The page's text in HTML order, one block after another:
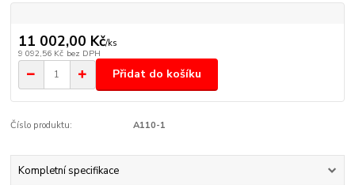
11 002,00 Kč/ks
9 092,56 Kč bez DPH
Přidat do košíku
Číslo produktu: A110-1
Kompletní specifikace